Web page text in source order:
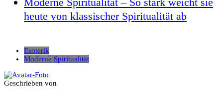
heute von klassischer Spiritualität ab
Esoterik
Moderne Spiritualität
Geschrieben von